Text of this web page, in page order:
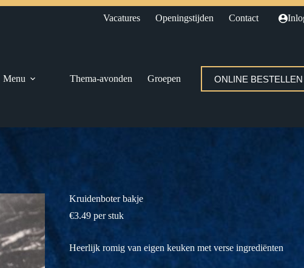
Vacatures Openingstijden Contact
Menu Thema-avonden Groepen ONLINE BESTELLEN
Kruidenboter bakje
€3.49 per stuk
Heerlijk romig van eigen keuken met verse ingrediënten